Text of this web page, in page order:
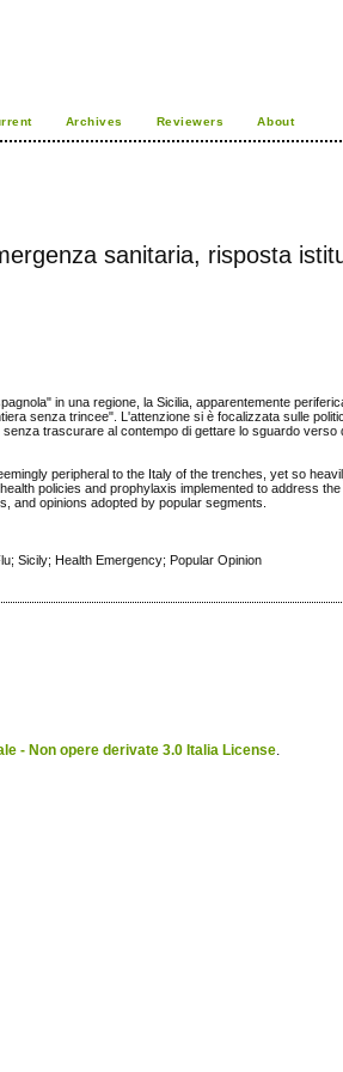
Archives Reviewers About
sanitaria, risposta
in una regione, la Sicilia, apparentemente
senza trincee". L'attenzione si è focalizzata sulle
trascurare al contempo di gettare lo sguardo verso
peripheral to the Italy of the trenches, yet so
policies and prophylaxis implemented to address
and opinions adopted by popular segments.
Sicily; Health Emergency; Popular Opinion
- Non opere derivate 3.0 Italia License.